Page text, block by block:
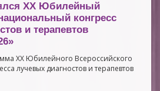
XX Юбилейный
конгресс
и терапевтов
XX Юбилейного Всероссийского
лучевых диагностов и терапевтов